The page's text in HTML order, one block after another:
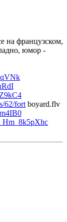
на французском,
юмор -
62/fort boyard.flv
Hm_8k5pXhc